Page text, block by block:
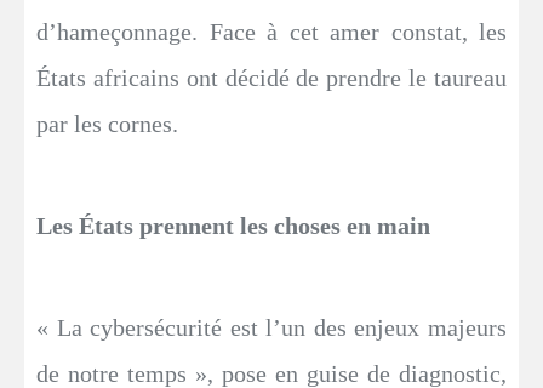
d’hameçonnage. Face à cet amer constat, les
États africains ont décidé de prendre le taureau
par les cornes.
Les États prennent les choses en main
« La cybersécurité est l’un des enjeux majeurs
de notre temps », pose en guise de diagnostic,